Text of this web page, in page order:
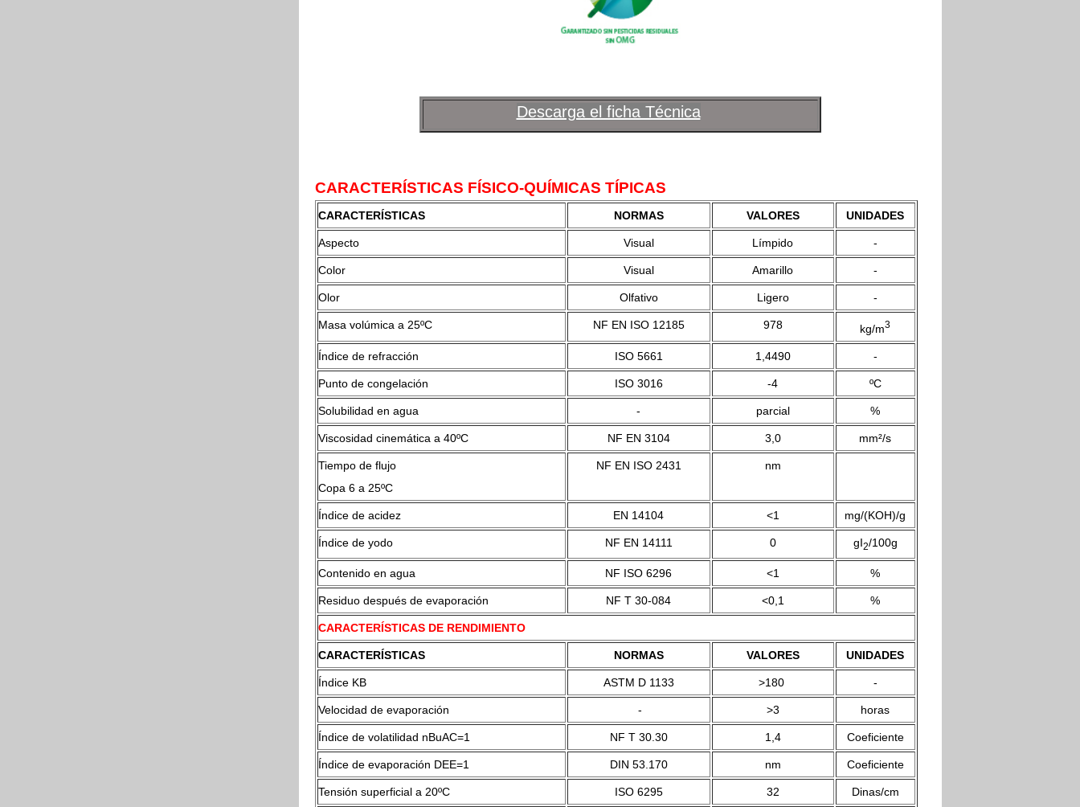
Descarga el ficha Técnica
CARACTERÍSTICAS FÍSICO-QUÍMICAS TÍPICAS
CARACTERÍSTICAS NORMAS VALORES UNIDADES
Aspecto Visual Límpido -
Color Visual Amarillo -
Olor Olfativo Ligero -
Masa volúmica a 25ºC NF EN ISO 12185 978 kg/m3
Índice de refracción ISO 5661 1,4490 -
Punto de congelación ISO 3016 -4 ºC
Solubilidad en agua - parcial %
Viscosidad cinemática a 40ºC NF EN 3104 3,0 mm²/s
Tiempo de flujo
Copa 6 a 25ºC
NF EN ISO 2431 nm
Índice de acidez EN 14104 <1 mg/(KOH)/g
Índice de yodo NF EN 14111 0 gI2/100g
Contenido en agua NF ISO 6296 <1 %
Residuo después de evaporación NF T 30-084 <0,1 %
CARACTERÍSTICAS DE RENDIMIENTO
CARACTERÍSTICAS NORMAS VALORES UNIDADES
Índice KB ASTM D 1133 >180 -
Velocidad de evaporación - >3 horas
Índice de volatilidad nBuAC=1 NF T 30.30 1,4 Coeficiente
Índice de evaporación DEE=1 DIN 53.170 nm Coeficiente
Tensión superficial a 20ºC ISO 6295 32 Dinas/cm